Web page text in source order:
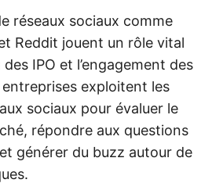
réseaux sociaux comme
Reddit jouent un rôle vital
IPO et l’engagement des
exploitent les
sociaux pour évaluer le
répondre aux questions
générer du buzz autour de